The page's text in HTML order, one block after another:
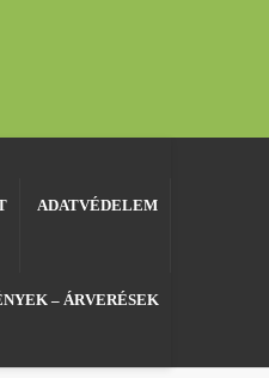
ADATVÉDELEM
– ÁRVERÉSEK